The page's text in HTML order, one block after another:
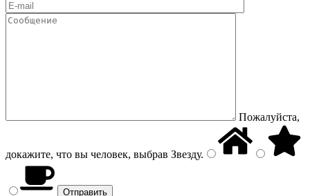
Пожалуйста,
докажите, что вы человек, выбрав Звезду.